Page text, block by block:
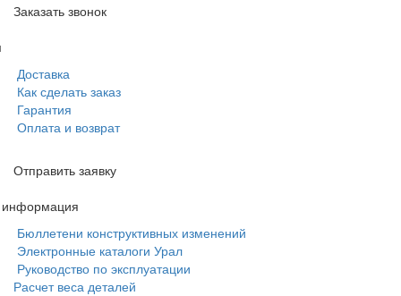
Заказать звонок
Доставка
Как сделать заказ
Гарантия
Оплата и возврат
Отправить заявку
информация
Бюллетени конструктивных изменений
Электронные каталоги Урал
Руководство по эксплуатации
Расчет веса деталей